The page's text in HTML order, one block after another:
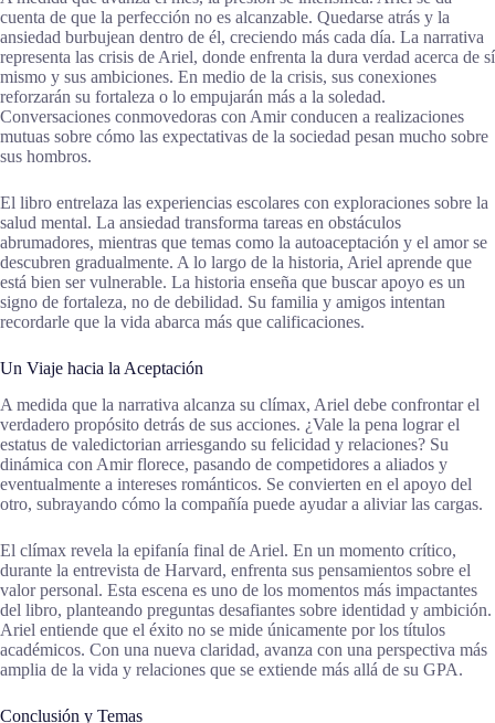
cuenta de que la perfección no es alcanzable. Quedarse atrás y la
ansiedad burbujean dentro de él, creciendo más cada día. La narrativa
representa las crisis de Ariel, donde enfrenta la dura verdad acerca de sí
mismo y sus ambiciones. En medio de la crisis, sus conexiones
reforzarán su fortaleza o lo empujarán más a la soledad.
Conversaciones conmovedoras con Amir conducen a realizaciones
mutuas sobre cómo las expectativas de la sociedad pesan mucho sobre
sus hombros.
El libro entrelaza las experiencias escolares con exploraciones sobre la
salud mental. La ansiedad transforma tareas en obstáculos
abrumadores, mientras que temas como la autoaceptación y el amor se
descubren gradualmente. A lo largo de la historia, Ariel aprende que
está bien ser vulnerable. La historia enseña que buscar apoyo es un
signo de fortaleza, no de debilidad. Su familia y amigos intentan
recordarle que la vida abarca más que calificaciones.
Un Viaje hacia la Aceptación
A medida que la narrativa alcanza su clímax, Ariel debe confrontar el
verdadero propósito detrás de sus acciones. ¿Vale la pena lograr el
estatus de valedictorian arriesgando su felicidad y relaciones? Su
dinámica con Amir florece, pasando de competidores a aliados y
eventualmente a intereses románticos. Se convierten en el apoyo del
otro, subrayando cómo la compañía puede ayudar a aliviar las cargas.
El clímax revela la epifanía final de Ariel. En un momento crítico,
durante la entrevista de Harvard, enfrenta sus pensamientos sobre el
valor personal. Esta escena es uno de los momentos más impactantes
del libro, planteando preguntas desafiantes sobre identidad y ambición.
Ariel entiende que el éxito no se mide únicamente por los títulos
académicos. Con una nueva claridad, avanza con una perspectiva más
amplia de la vida y relaciones que se extiende más allá de su GPA.
Conclusión y Temas